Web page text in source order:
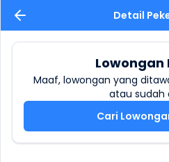
Detail
Lowongan
Maaf, lowongan yang
atau sudah
Cari